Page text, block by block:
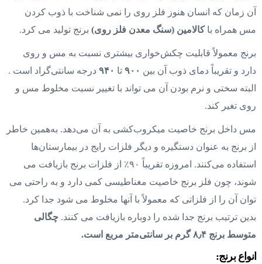
آن زمان که انسان هنوز فلز روی را نمی شناخت با ذوب کردن
مس همراه باکالامین (سنگ معدن فلز روی) برنج تولید می کرد.
برنج معمولاً قابلیت چکش‌خواری بیشتری نسبت به مس و روی
دارد و تقریباً دمای ذوب آن بین ۹۰۰ تا ۹۴۰ درجه سانتی‌گراد است .
البته سختی و نرم بودن آن می تواند با تغییر نسبت مخلوط مس و
روی تغیر کند.
مس داخل برنج خاصیت میکروب‌کشی به آن می‌دهد. به‌همین خاطر
از برنج به عنوان دستگیره و دیگر فلزات رایج در بیمارستان‌ها
استفاده می‌کنند. امروزه تقریباً ۹۰٪ از فلزات برنج بازیافت می
شوند، چون فلز برنج خاصیت مغناطیسی کمی دارد و به راحتی می
توان آن را از فلزاتی که معمولاً با آنها مخلوط می شود جدا کرد.
بدین ترتیب برنج جدا شده را دوباره بازیافت می کنند. چگالی
متوسط برنج ۸٫۴ گرم بر سانتی‌متر مربع است.
انواع برنج: